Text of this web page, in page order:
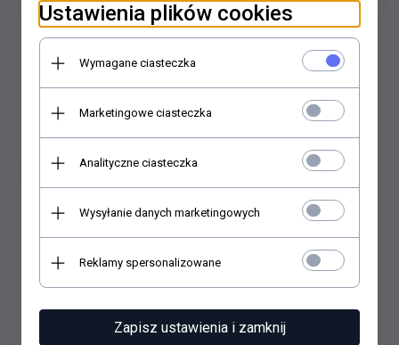
KUP TERAZ!
OPIS PRODUKTU
Regulowana obroża dla psa wykonana z poliestru.Jest
Ustawienia plików cookies
Wymagane ciasteczka
Marketingowe ciasteczka
Analityczne ciasteczka
Wysyłanie danych marketingowych
Reklamy spersonalizowane
Zapisz ustawienia i zamknij